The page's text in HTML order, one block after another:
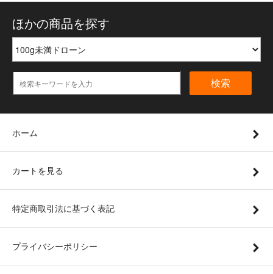
ほかの商品を探す
検索
ホーム
カートを見る
特定商取引法に基づく表記
プライバシーポリシー